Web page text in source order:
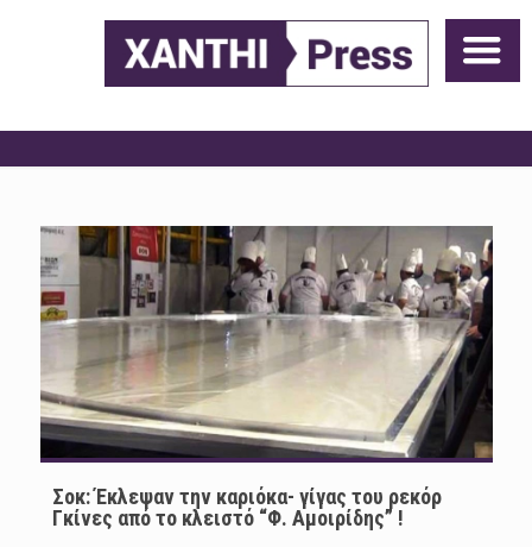
Σοκ: Έκλεψαν την καριόκα- γίγας του ρεκόρ
Γκίνες από το κλειστό “Φ. Αμοιρίδης” !